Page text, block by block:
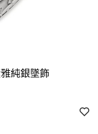
純銀墜飾